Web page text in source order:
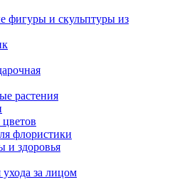
фигуры и скульптуры из
растения
флористики
и здоровья
за лицом